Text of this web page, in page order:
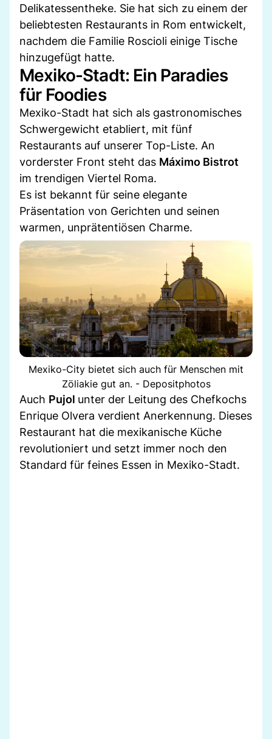
Delikatessentheke. Sie hat sich zu einem der
beliebtesten Restaurants in Rom entwickelt,
nachdem die Familie Roscioli einige Tische
hinzugefügt hatte.
Mexiko-Stadt: Ein Paradies
für Foodies
Mexiko-Stadt hat sich als gastronomisches
Schwergewicht etabliert, mit fünf
Restaurants auf unserer Top-Liste. An
vorderster Front steht das Máximo Bistrot
im trendigen Viertel Roma.
Es ist bekannt für seine elegante
Präsentation von Gerichten und seinen
warmen, unprätentiösen Charme.
Mexiko-City bietet sich auch für Menschen mit
Zöliakie gut an. - Depositphotos
Auch Pujol unter der Leitung des Chefkochs
Enrique Olvera verdient Anerkennung. Dieses
Restaurant hat die mexikanische Küche
revolutioniert und setzt immer noch den
Standard für feines Essen in Mexiko-Stadt.